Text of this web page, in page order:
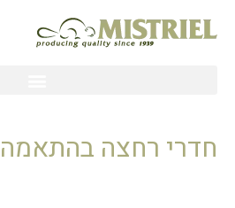
לתוכן
חדרי רחצה